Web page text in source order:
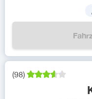
(98)